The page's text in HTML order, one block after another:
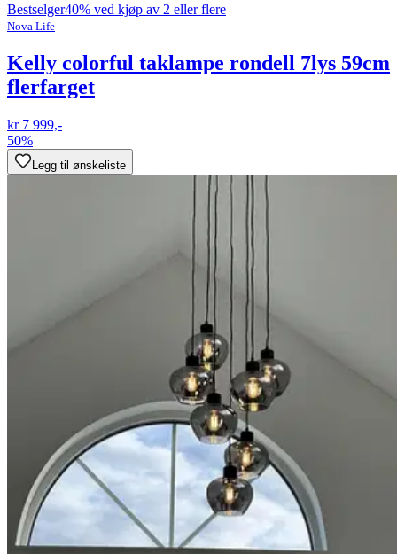
Bestselger40% ved kjøp av 2 eller flere
Nova Life
Kelly colorful taklampe rondell 7lys 59cm
flerfarget
kr 7 999,-
50%
Legg til ønskeliste